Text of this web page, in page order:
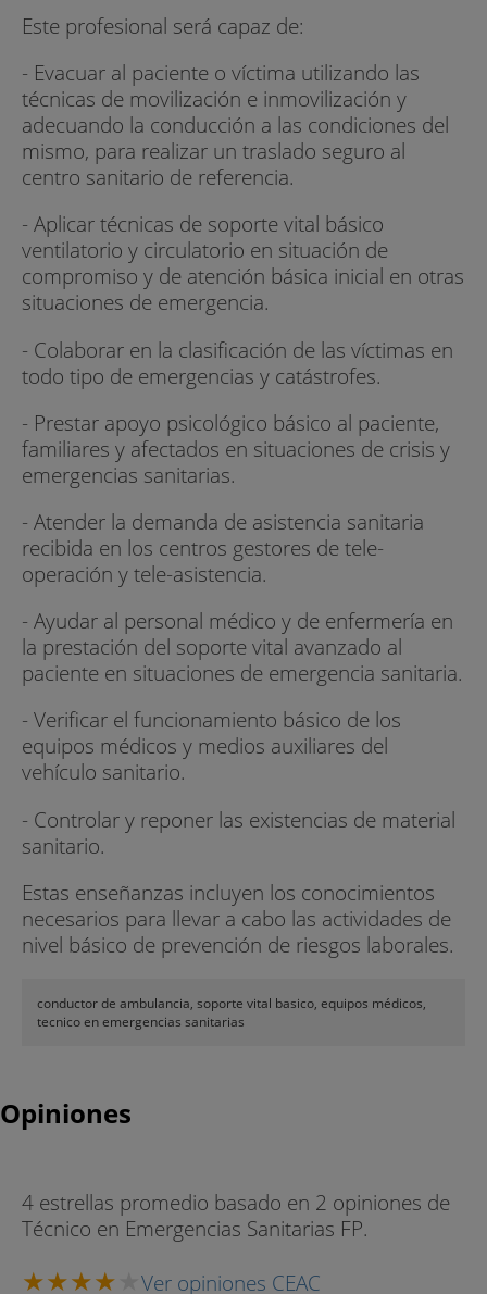
Este profesional será capaz de:
- Evacuar al paciente o víctima utilizando las
técnicas de movilización e inmovilización y
adecuando la conducción a las condiciones del
mismo, para realizar un traslado seguro al
centro sanitario de referencia.
- Aplicar técnicas de soporte vital básico
ventilatorio y circulatorio en situación de
compromiso y de atención básica inicial en otras
situaciones de emergencia.
- Colaborar en la clasificación de las víctimas en
todo tipo de emergencias y catástrofes.
- Prestar apoyo psicológico básico al paciente,
familiares y afectados en situaciones de crisis y
emergencias sanitarias.
- Atender la demanda de asistencia sanitaria
recibida en los centros gestores de tele-
operación y tele-asistencia.
- Ayudar al personal médico y de enfermería en
la prestación del soporte vital avanzado al
paciente en situaciones de emergencia sanitaria.
- Verificar el funcionamiento básico de los
equipos médicos y medios auxiliares del
vehículo sanitario.
- Controlar y reponer las existencias de material
sanitario.
Estas enseñanzas incluyen los conocimientos
necesarios para llevar a cabo las actividades de
nivel básico de prevención de riesgos laborales.
conductor de ambulancia, soporte vital basico, equipos médicos,
tecnico en emergencias sanitarias
Opiniones
4 estrellas promedio basado en 2 opiniones de
Técnico en Emergencias Sanitarias FP.
Ver opiniones CEAC